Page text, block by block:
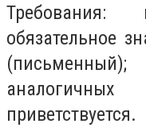
Требования:
обязательное
приветствуется.